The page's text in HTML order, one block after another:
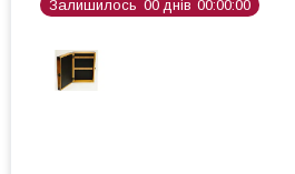
Залишилось 00 днів 00 00 00